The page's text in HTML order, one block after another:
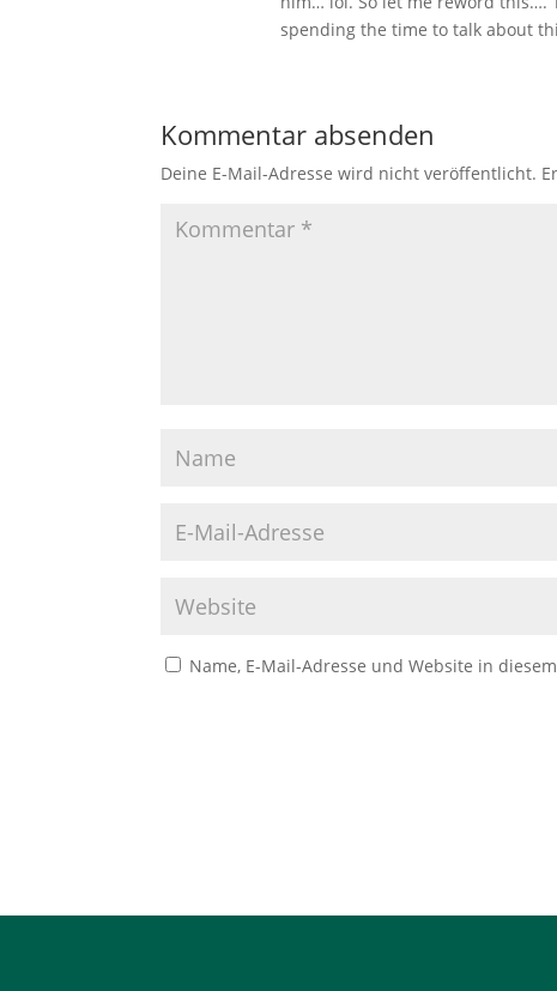
spending the time to talk about
Kommentar absenden
Deine E-Mail-Adresse wird nicht veröffentlicht.
Name, E-Mail-Adresse und Website in